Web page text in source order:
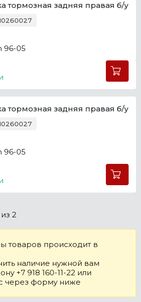
тормозная задняя правая б/у
96-05
тормозная задняя правая б/у
96-05
из 2
товаров происходит в
наличие нужной вам
+7 918 160-11-22 или
через форму ниже